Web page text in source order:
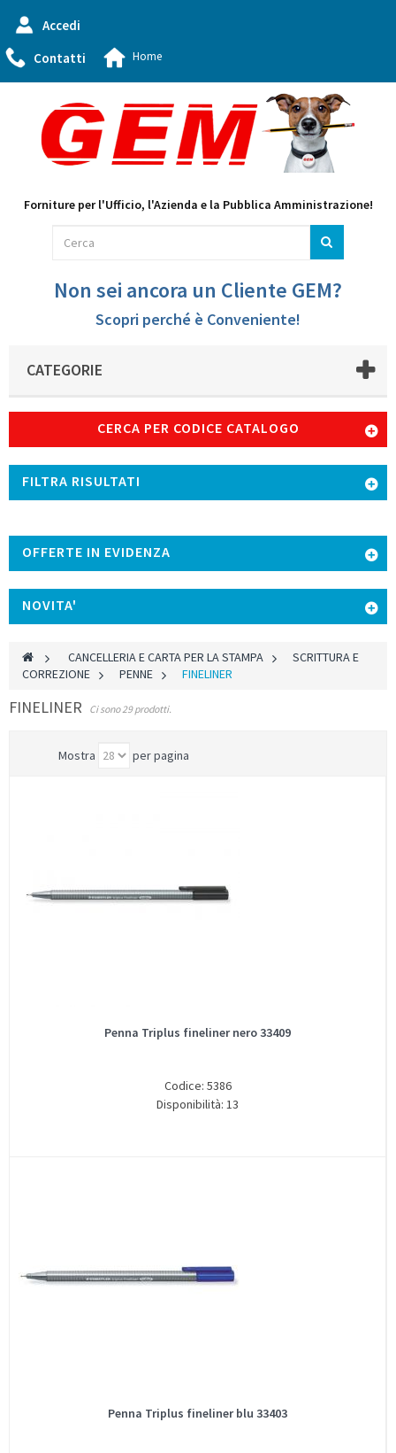
Accedi
Contatti
Home
Forniture per l'Ufficio, l'Azienda e la Pubblica Amministrazione!
Non sei ancora un Cliente GEM?
Scopri perché è Conveniente!
CATEGORIE
CERCA PER CODICE CATALOGO
FILTRA RISULTATI
OFFERTE IN EVIDENZA
NOVITA'
> CANCELLERIA E CARTA PER LA STAMPA >
SCRITTURA E
CORREZIONE > PENNE > FINELINER
FINELINER Ci sono 29 prodotti.
Mostra per pagina
Penna Triplus fineliner nero 33409
Codice: 5386
Disponibilità: 13
Penna Triplus fineliner blu 33403